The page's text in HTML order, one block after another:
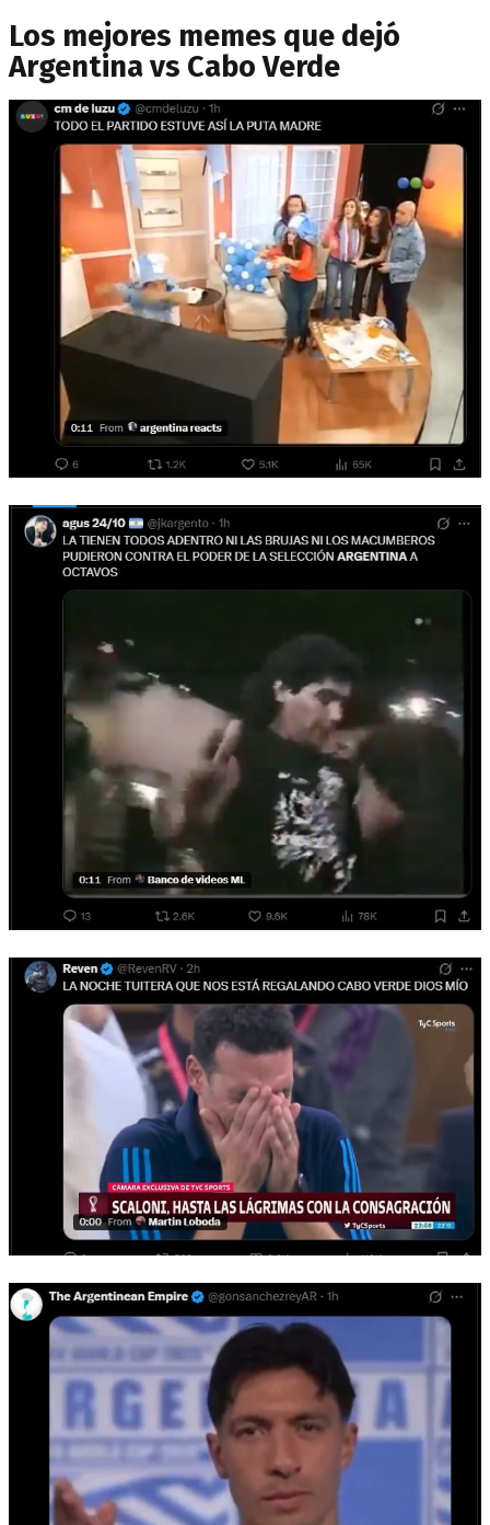
Los mejores memes que dejó
Argentina vs Cabo Verde